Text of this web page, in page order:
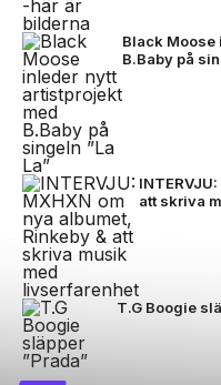
Black Moose
B.Baby på
att skriva
T.G Boogie